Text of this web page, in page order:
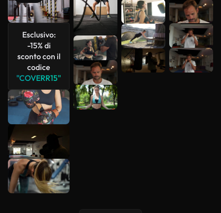
Esclusivo:
-15% di
sconto con il
codice
"COVERR15"
Scopri di
più